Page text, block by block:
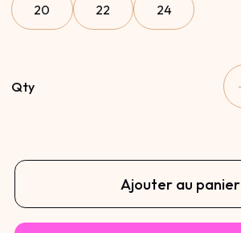
20 22 24
Qty
Ajouter au panier